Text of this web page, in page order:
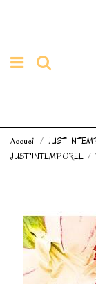
Accueil
JUST'INTEMPOREL